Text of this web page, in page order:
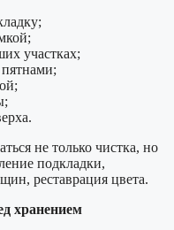
участках;
не только чистка, но
подкладки,
реставрация цвета.
хранением